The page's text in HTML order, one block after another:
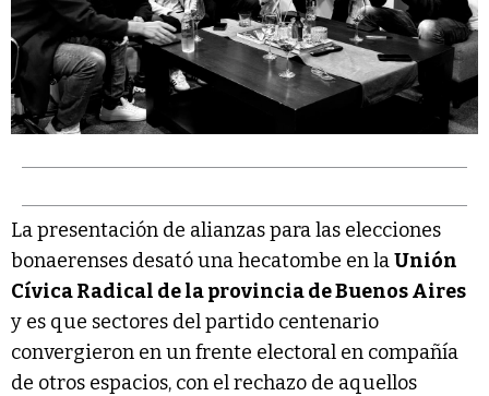
La presentación de alianzas para las elecciones
bonaerenses desató una hecatombe en laUnión
Cívica Radical de la provincia de Buenos Aires
y es que sectores del partido centenario
convergieron en un frente electoral en compañía
de otros espacios, con el rechazo de aquellos